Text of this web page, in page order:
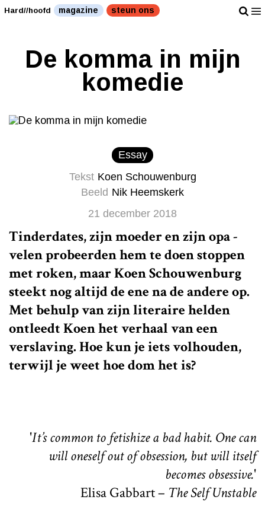
Hard//hoofd magazine steun ons
De komma in mijn
komedie
Essay
Tekst Koen Schouwenburg
Beeld Nik Heemskerk
21 december 2018
Tinderdates, zijn moeder en zijn opa -
velen probeerden hem te doen stoppen
met roken, maar Koen Schouwenburg
steekt nog altijd de ene na de andere op.
Met behulp van zijn literaire helden
ontleedt Koen het verhaal van een
verslaving. Hoe kun je iets volhouden,
terwijl je weet hoe dom het is?
'It’s common to fetishize a bad habit. One can
will oneself out of obsession, but will itself
becomes obsessive.'
Elisa Gabbart – The Self Unstable